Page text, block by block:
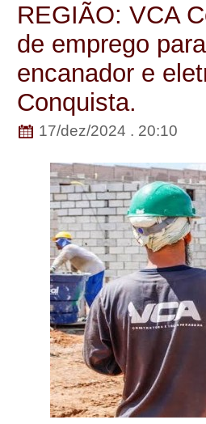
REGIÃO: VCA
de emprego
encanador e
Conquista.
17/dez/2024 . 20:10